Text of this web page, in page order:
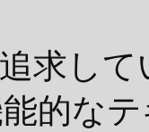
求し
的な